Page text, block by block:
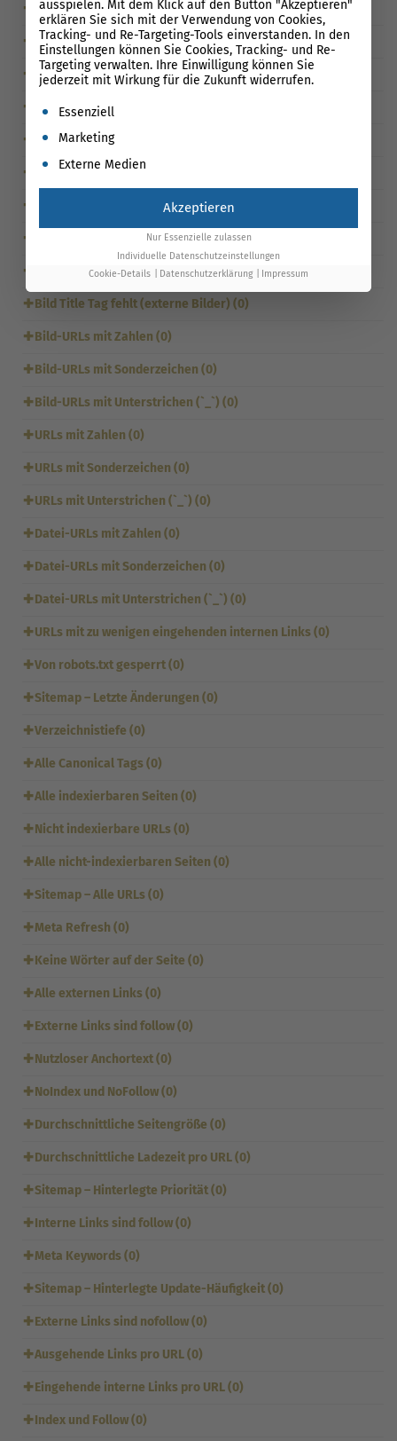
✚ Canonical Tag fehlt (0)
✚ Title Tag: Keywords aus Title fehlen im Seitentext (0)
✚ Canonical Tag leer (0)
✚ Canonical verweist auf andere URL (0)
✚ Bilder zu groß (>1MB) (0)
✚ Bilder zu groß (>1MB) (externe Bilder) (0)
✚
✚ Identische Linktexte für unterschiedliche Seiten (0)
✚ Tippfehler oder Rechtschreibfehler (0)
✚Bild Title Tag fehlt (externe Bilder) (0)
✚Bild-URLs mit Zahlen (0)
✚Bild-URLs mit Sonderzeichen (0)
✚Bild-URLs mit Unterstrichen (`_`) (0)
✚URLs mit Zahlen (0)
✚URLs mit Sonderzeichen (0)
✚URLs mit Unterstrichen (`_`) (0)
✚Datei-URLs mit Zahlen (0)
✚Datei-URLs mit Sonderzeichen (0)
✚Datei-URLs mit Unterstrichen (`_`) (0)
✚URLs mit zu wenigen eingehenden internen Links (0)
✚Von robots.txt gesperrt (0)
✚Sitemap – Letzte Änderungen (0)
✚Verzeichnistiefe (0)
✚Alle Canonical Tags (0)
✚Alle indexierbaren Seiten (0)
✚Nicht indexierbare URLs (0)
✚Alle nicht-indexierbaren Seiten (0)
✚Sitemap – Alle URLs (0)
✚Meta Refresh (0)
✚Keine Wörter auf der Seite (0)
✚Alle externen Links (0)
✚Externe Links sind follow (0)
✚Nutzloser Anchortext (0)
✚NoIndex und NoFollow (0)
✚Durchschnittliche Seitengröße (0)
✚Durchschnittliche Ladezeit pro URL (0)
✚Sitemap – Hinterlegte Priorität (0)
✚Interne Links sind follow (0)
✚Meta Keywords (0)
✚Sitemap – Hinterlegte Update-Häufigkeit (0)
✚Externe Links sind nofollow (0)
✚Ausgehende Links pro URL (0)
✚Eingehende interne Links pro URL (0)
✚Index und Follow (0)
ausspielen. Mit dem Klick auf den Button "Akzeptieren"
erklären Sie sich mit der Verwendung von Cookies,
Tracking- und Re-Targeting-Tools einverstanden. In den
Einstellungen können Sie Cookies, Tracking- und Re-
Targeting verwalten. Ihre Einwilligung können Sie
jederzeit mit Wirkung für die Zukunft widerrufen.
Es folgt eine Liste der Service-Gruppen, für die eine
Essenziell
Marketing
Externe Medien
Akzeptieren
Nur Essenzielle zulassen
Individuelle Datenschutzeinstellungen
Cookie-Details
Datenschutzerklärung Impressum